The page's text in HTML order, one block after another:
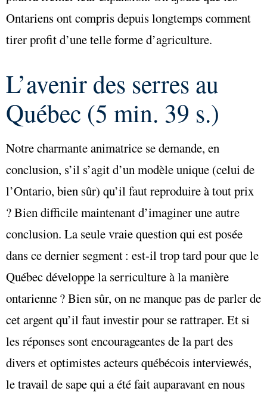
Ontariens ont compris depuis longtemps comment
tirer profit d’une telle forme d’agriculture.
L’avenir des serres au
Québec (5 min. 39 s.)
Notre charmante animatrice se demande, en
conclusion, s’il s’agit d’un modèle unique (celui de
l’Ontario, bien sûr) qu’il faut reproduire à tout prix
? Bien difficile maintenant d’imaginer une autre
conclusion. La seule vraie question qui est posée
dans ce dernier segment : est-il trop tard pour que le
Québec développe la serriculture à la manière
ontarienne ? Bien sûr, on ne manque pas de parler de
cet argent qu’il faut investir pour se rattraper. Et si
les réponses sont encourageantes de la part des
divers et optimistes acteurs québécois interviewés,
le travail de sape qui a été fait auparavant en nous